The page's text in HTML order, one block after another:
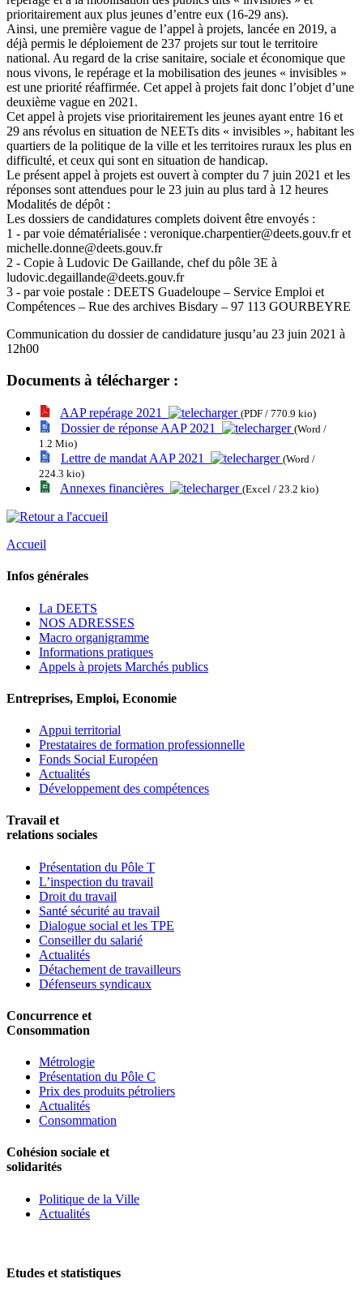
prioritairement aux plus jeunes d’entre eux (16-29 ans).
Ainsi, une première vague de l’appel à projets, lancée en 2019, a
déjà permis le déploiement de 237 projets sur tout le territoire
national. Au regard de la crise sanitaire, sociale et économique que
nous vivons, le repérage et la mobilisation des jeunes « invisibles »
est une priorité réaffirmée. Cet appel à projets fait donc l’objet d’une
deuxième vague en 2021.
Cet appel à projets vise prioritairement les jeunes ayant entre 16 et
29 ans révolus en situation de NEETs dits « invisibles », habitant les
quartiers de la politique de la ville et les territoires ruraux les plus en
difficulté, et ceux qui sont en situation de handicap.
Le présent appel à projets est ouvert à compter du 7 juin 2021 et les
réponses sont attendues pour le 23 juin au plus tard à 12 heures
Modalités de dépôt :
Les dossiers de candidatures complets doivent être envoyés :
1 - par voie dématérialisée : veronique.charpentier@deets.gouv.fr et
michelle.donne@deets.gouv.fr
2 - Copie à Ludovic De Gaillande, chef du pôle 3E à
ludovic.degaillande@deets.gouv.fr
3 - par voie postale : DEETS Guadeloupe – Service Emploi et
Compétences – Rue des archives Bisdary – 97 113 GOURBEYRE
Communication du dossier de candidature jusqu’au 23 juin 2021 à
12h00
Documents à télécharger :
AAP repérage 2021 (PDF / 770.9 kio)
Dossier de réponse AAP 2021
(Word /
1.2 Mio)
Lettre de mandat AAP 2021
(Word /
224.3 kio)
Annexes financières (Excel / 23.2 kio)
Accueil
Infos générales
La DEETS
NOS ADRESSES
Macro organigramme
Informations pratiques
Appels à projets Marchés publics
Entreprises, Emploi, Economie
Appui territorial
Prestataires de formation professionnelle
Fonds Social Européen
Actualités
Développement des compétences
Travail et
relations sociales
Présentation du Pôle T
L’inspection du travail
Droit du travail
Santé sécurité au travail
Dialogue social et les TPE
Conseiller du salarié
Actualités
Détachement de travailleurs
Défenseurs syndicaux
Concurrence et
Consommation
Métrologie
Présentation du Pôle C
Prix des produits pétroliers
Actualités
Consommation
Cohésion sociale et
solidarités
Politique de la Ville
Actualités
Etudes et statistiques